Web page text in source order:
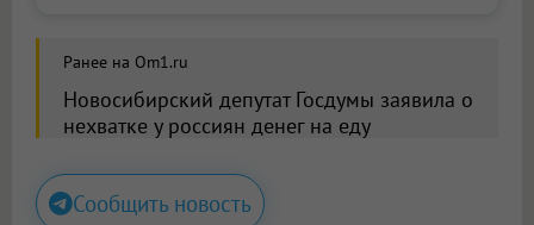
Ранее на Om1.ru
Новосибирский депутат Госдумы заявила о
нехватке у россиян денег на еду
Сообщить новость